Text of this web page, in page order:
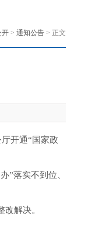
开 > 通知公告 > 正文
开通“国家政
”落实不到位、
解决。